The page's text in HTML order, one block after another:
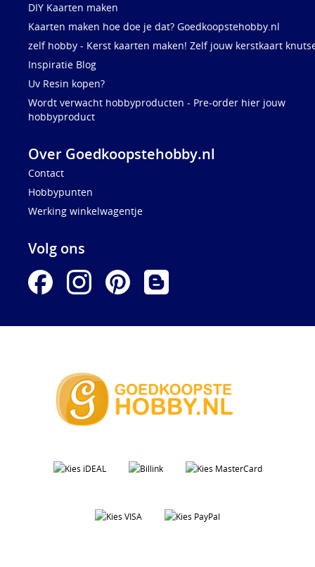
DIY Kaarten maken
Kaarten maken hoe doe je dat? Goedkoopstehobby.nl
zelf hobby - Kerst kaarten maken! Zelf jouw kerstkaart
Inspiratie Blog
Uv Resin kopen?
Wordt verwacht hobbyproducten - Pre-order hier jouw
hobbyproduct
Over Goedkoopstehobby.nl
Contact
Hobbypunten
Werking winkelwagentje
Volg ons